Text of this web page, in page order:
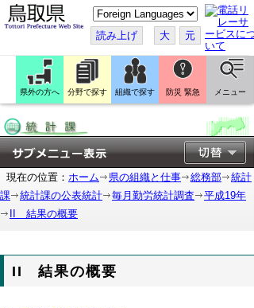
こ
の
ペ
ー
ジ
翻
訳
す
読み上げ 大 元
県外の方へ 分野で探す 組織で探す 防災 緊急 メニュー
現在の位置： ホーム 県の組織と仕事 総務部
統計
課
統計課の公表統計 毎月勤労統計調査
平成19年
II 結果の概要
II 結果の概要